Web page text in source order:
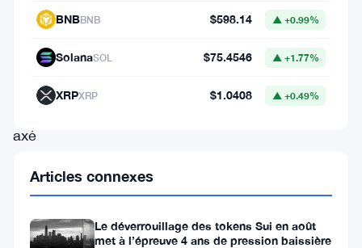
milliard.
Humanity
projet
axé
les
d’identité
BNBBNB $598.14 ▲ +0.99%
SolanaSOL $75.4546 ▲ +1.77%
XRPXRP $1.0408 ▲ +0.49%
Articles connexes
Le déverrouillage des tokens Sui en août
met à l’épreuve 4 ans de pression baissière